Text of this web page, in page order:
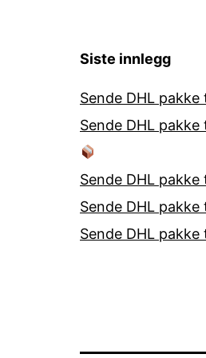
Siste innlegg
Sende DHL pakke
Sende DHL pakke
Sende DHL pakke
Sende DHL
Sende DHL pakke